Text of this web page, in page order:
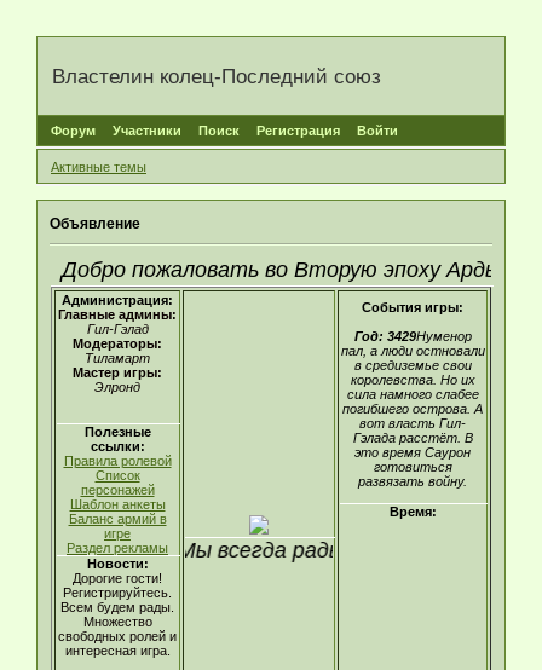
Властелин колец-Последний союз
Форум Участники Поиск Регистрация Войти
Активные темы
Объявление
Добро пожаловать во Вторую эпоху Арды
Администрация:
Главные админы:
Гил-Гэлад
Модераторы:
Тиламарт
Мастер игры:
Элронд
Полезные
ссылки:
Правила ролевой
Список
персонажей
Шаблон анкеты
Баланс армий в
игре
Раздел рекламы
Новости:
Дорогие гости!
Регистрируйтесь.
Всем будем рады.
Множество
свободных ролей и
интересная игра.
Мы всегда рады видеть новые
События игры:
Год: 3429Нуменор
пал, а люди остновали
в средиземье свои
королевства. Но их
сила намного слабее
погибшего острова. А
вот власть Гил-
Гэлада расстёт. В
это время Саурон
готовиться
развязать войну.
Время: